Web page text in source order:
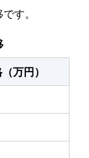
す。
万円）